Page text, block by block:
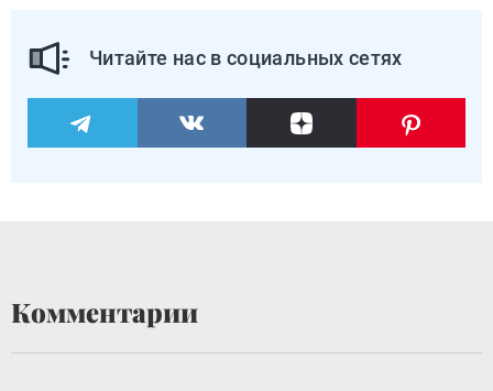
Читайте нас в социальных сетях
Комментарии